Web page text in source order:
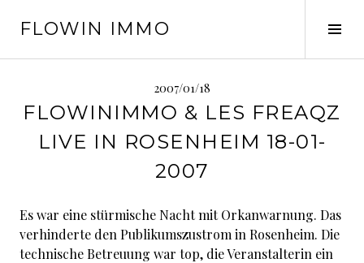
zumFLOWIN IMMO
2007/01/18
FLOWINIMMO & LES FREAQZ
LIVE IN ROSENHEIM 18-01-
2007
Es war eine stürmische Nacht mit Orkanwarnung. Das
verhinderte den Publikumszustrom in Rosenheim. Die
technische Betreuung war top, die Veranstalterin ein